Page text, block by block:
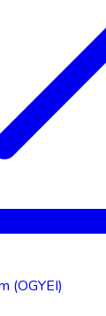
(OGYEI)